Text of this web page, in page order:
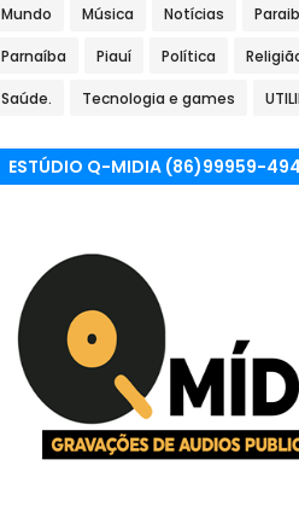
Mundo Música Notícias
Parnaíba Piauí Política
Saúde. Tecnologia e games
ESTÚDIO Q-MIDIA (86)99959-